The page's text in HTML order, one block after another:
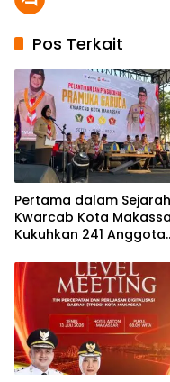
Pos Terkait
Pertama dalam
Kwarcab Kota
Kukuhkan 241 Anggota
Akkarena